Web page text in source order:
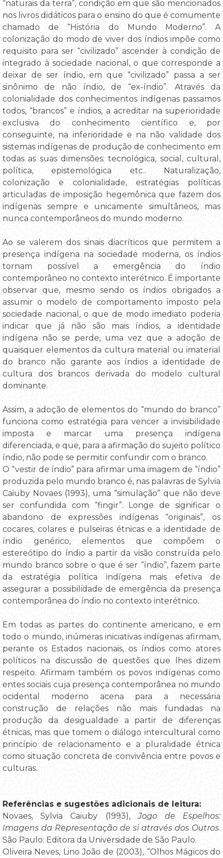
“naturais da terra”, condição em que são mencionados
nos livros didáticos para o ensino do que é comumente
chamado de “História do Mundo Moderno”. A
colonização do modo de viver dos índios impõe como
requisito para ser “civilizado” ascender à condição de
integrado à sociedade nacional, o que corresponde a
deixar de ser índio, em que “civilizado” passa a ser
sinônimo de não índio, de “ex-índio”. Através da
colonialidade dos conhecimentos indígenas passamos
todos, “brancos” e índios, a acreditar na superioridade
exclusiva do conhecimento científico e, por
conseguinte, na inferioridade e na não validade dos
sistemas indígenas de produção de conhecimento em
todas as suas dimensões: tecnológica, social, cultural,
política, epistemológica etc.. Naturalização,
colonização e colonialidade, estratégias políticas
articuladas de imposição hegemônica que fazem dos
indígenas sempre e unicamente simultâneos, mas
nunca contemporâneos do mundo moderno.
Ao se valerem dos sinais diacríticos que permitem a
presença indígena na sociedade moderna, os índios
tornam possível a emergência do índio
contemporâneo no contexto interétnico. É importante
observar que, mesmo sendo os índios obrigados a
assumir o modelo de comportamento imposto pela
sociedade nacional, o que de modo imediato poderia
indicar que já não são mais índios, a identidade
indígena não se perde, uma vez que a adoção de
quaisquer elementos da cultura material ou imaterial
do branco não garante aos índios a identidade de
cultura dos brancos derivada do modelo cultural
dominante.
Assim, a adoção de elementos do “mundo do branco”
funciona como estratégia para vencer a invisibilidade
imposta e marcar uma presença indígena
diferenciada, e que, para a afirmação do sujeito político
índio, não pode se permitir confundir com o branco.
O “vestir de índio” para afirmar uma imagem de “índio”
produzida pelo mundo branco é, nas palavras de Sylvia
Caiuby Novaes (1993), uma “simulação” que não deve
ser confundida com “fingir”. Longe de significar o
abandono de expressões indígenas “originais”, os
cocares, colares e pulseiras étnicas e a identidade de
índio genérico, elementos que compõem o
estereótipo do índio a partir da visão construída pelo
mundo branco sobre o que é ser “índio”, fazem parte
da estratégia política indígena mais efetiva de
assegurar a possibilidade de emergência da presença
contemporânea do índio no contexto interétnico.
Em todas as partes do continente americano, e em
todo o mundo, inúmeras iniciativas indígenas afirmam,
perante os Estados nacionais, os índios como atores
políticos na discussão de questões que lhes dizem
respeito. Afirmam também os povos indígenas como
entes sociais cuja presença contemporânea no mundo
ocidental moderno acena para a necessária
construção de relações não mais fundadas na
produção da desigualdade a partir de diferenças
étnicas, mas que tomem o diálogo intercultural como
princípio de relacionamento e a pluralidade étnica
como situação concreta de convivência entre povos e
culturas.
Referências e sugestões adicionais de leitura:
Novaes, Sylvia Caiuby (1993),Jogo de Espelhos:
Imagens da Representação de si através dos Outros.
São Paulo: Editora da Universidade de São Paulo.
Oliveira Neves, Lino João de (2003), “Olhos Mágicos do